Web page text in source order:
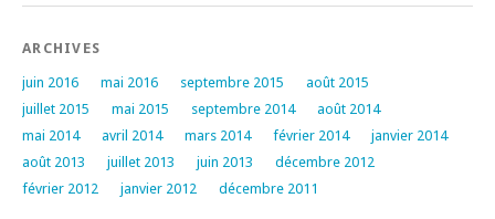
ARCHIVES
juin 2016 mai 2016 septembre 2015
août 2015
juillet 2015
mai 2015 septembre 2014
août 2014
mai 2014
avril 2014 mars 2014 février 2014
janvier 2014
août 2013
juillet 2013 juin 2013
décembre 2012
février 2012
janvier 2012 décembre 2011